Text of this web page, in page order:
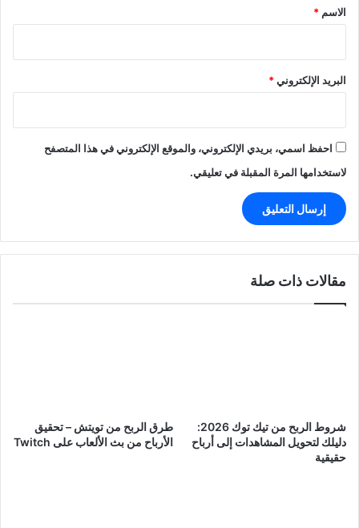
*
الاسم *
البريد الإلكتروني*
احفظ اسمي، بريدي الإلكتروني، والموقع الإلكتروني في هذا المتصفح
لاستخدامها المرة المقبلة في تعليقي.
مقالات ذات صلة
شروط الربح من تيك توك 2026:
دليلك لتحويل المشاهدات إلى أرباح
حقيقية
طرق الربح من تويتش – تحقيق
الأرباح من بث الألعاب على Twitch